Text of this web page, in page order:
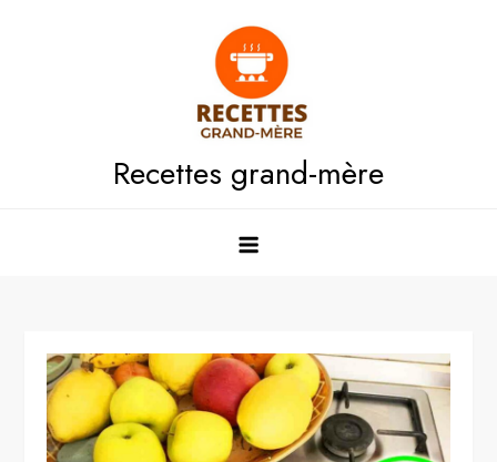
Recettes grand-mère